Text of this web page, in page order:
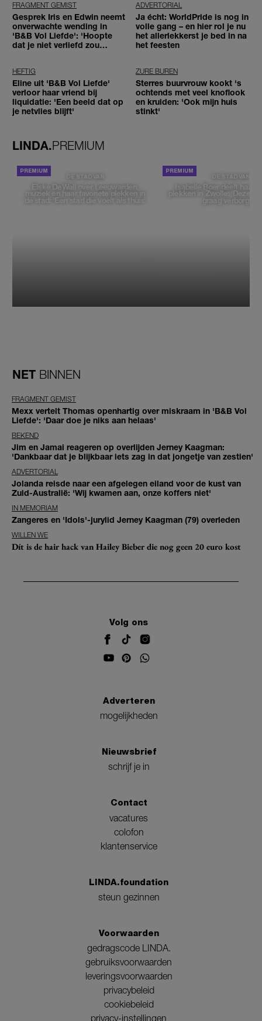
FRAGMENT GEMIST
Gesprek Iris en Edwin neemt
onverwachte wending in
'B&B Vol Liefde': 'Hoopte
dat je niet verliefd zou
ADVERTORIAL
Ja écht: WorldPride is nog in
volle gang – en hier rol je nu
het allerlekkerst je bed in na
het feesten
HEFTIG
Eline uit 'B&B Vol Liefde'
verloor haar vriend bij
liquidatie: 'Een beeld dat op
je netvlies blijft'
ZURE BUREN
Sterres buurvrouw kookt 's
ochtends met veel knoflook
en kruiden: 'Ook mijn huis
stinkt'
LINDA.PREMIUM
DE STAD VAN
Elske DeWall over Leeuwarden,
muziek en haar favoriete plekken in
de stad: 'Een stad die voelt als thuis'
DE STAD VAN
Isabelle Boer deelt haar
plekken in Zwolle: 'Deze
graag verborgen'
NET BINNEN
FRAGMENT GEMIST
Mexx vertelt Thomas openhartig over miskraam in 'B&B Vol
Liefde': 'Daar doe je niks aan helaas'
BEKEND
Jim en Jamai reageren op overlijden Jerney Kaagman:
'Dankbaar dat je blijkbaar iets zag in dat jongetje van zestien'
ADVERTORIAL
Jolanda reisde naar een afgelegen eiland voor de kust van
Zuid-Australië: 'Wij kwamen aan, onze koffers niet'
IN MEMORIAM
Zangeres en 'Idols'-jurylid Jerney Kaagman (79) overleden
WILLEN WE
Dít is de hair hack van Hailey Bieber die nog geen 20 euro kost
Volg ons
Adverteren
mogelijkheden
Nieuwsbrief
schrijf je in
Contact
vacatures
colofon
klantenservice
LINDA.foundation
steun gezinnen
Voorwaarden
gedragscode LINDA.
gebruiksvoorwaarden
leveringsvoorwaarden
privacybeleid
cookiebeleid
privacy-instellingen